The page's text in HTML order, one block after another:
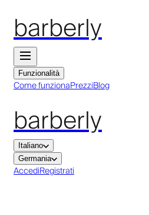
barberly
Funzionalità
Come funzionaPrezziBlog
barberly
Italiano
Germania
AccediRegistrati